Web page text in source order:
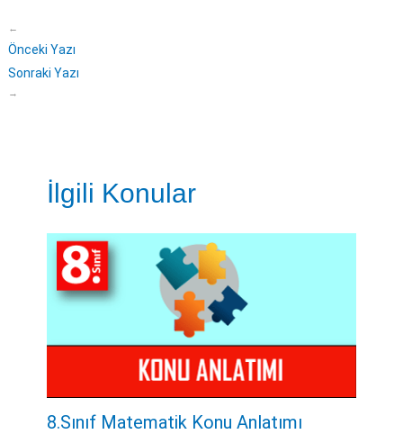
←
Önceki Yazı
Sonraki Yazı
→
İlgili Konular
8.Sınıf Matematik Konu Anlatımı